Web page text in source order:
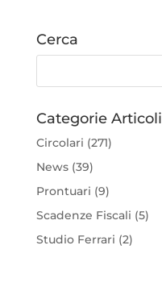
Cerca
Categorie Articoli
Circolari (271)
News(39)
Prontuari (9)
Scadenze Fiscali (5)
Studio Ferrari (2)